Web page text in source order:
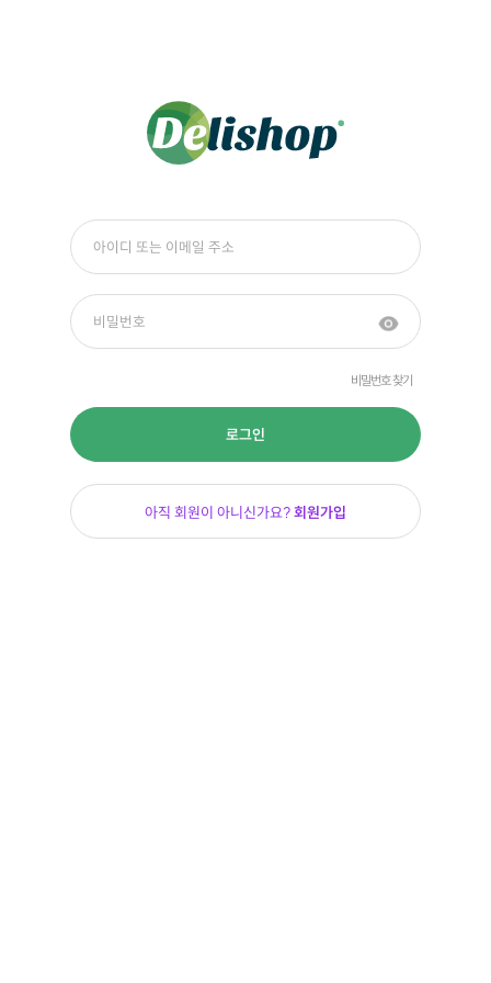
비밀번호 찾기
로그인
아직 회원이 아니신가요?회원가입